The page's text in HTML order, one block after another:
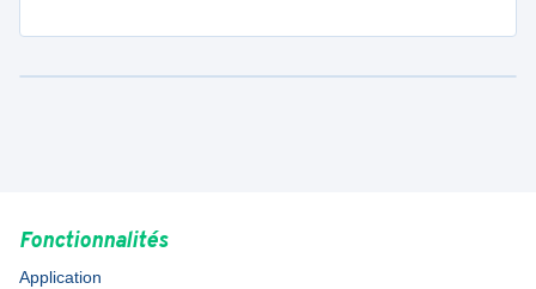
Fonctionnalités
Application